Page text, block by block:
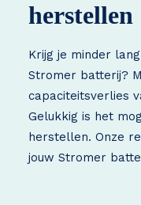
herstellen
Krijg je minder
Stromer batterij?
capaciteitsverlies
Gelukkig is het
herstellen. Onze
jouw Stromer